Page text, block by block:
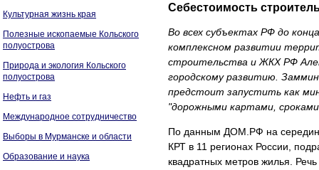
Культурная жизнь края
Полезные ископаемые Кольского
полуострова
Природа и экология Кольского
полуострова
Нефть и газ
Международное сотрудничество
Выборы в Мурманске и области
Образование и наука
Себестоимость
Во всех субъектах РФ до
комплексном развитии
строительства и ЖКХ РФ
городскому развитию.
предстоит запустить как
"дорожными картами,
По данным ДОМ.РФ на середину
КРТ в 11 регионах России,
квадратных метров жилья.